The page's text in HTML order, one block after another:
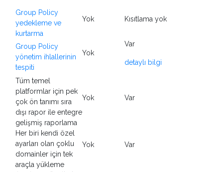
Group Policy
yedekleme ve
kurtarma
Yok Kısıtlama yok
Group Policy
yönetim ihlallerinin
tespiti
Yok
Var
detaylı bilgi
Tüm temel
platformlar için pek
çok ön tanımı sıra
dışı rapor ile entegre
gelişmiş raporlama
Yok Var
Her biri kendi özel
ayarları olan çoklu
domainler için tek
araçla yükleme
Yok Var